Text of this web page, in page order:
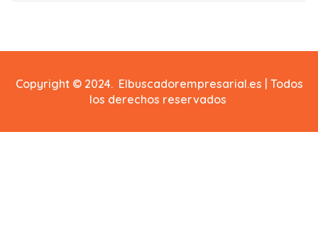
Copyright © 2024. Elbuscadorempresarial.es | Todos
los derechos reservados